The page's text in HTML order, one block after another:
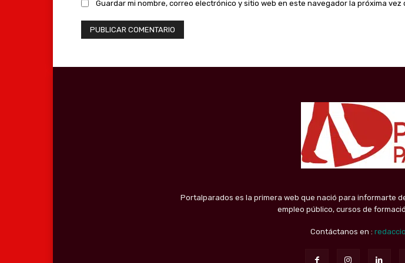
Guardar mi nombre, correo electrónico y sitio web en este navegador la próxima vez
Portalparados es la primera web que nació para informarte
empleo público, cursos de
Contáctanos en :